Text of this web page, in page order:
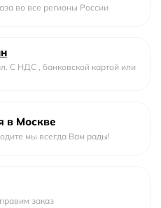
во все регионы России
С НДС , банковской картой или
в Москве
мы всегда Вам рады!
заказ